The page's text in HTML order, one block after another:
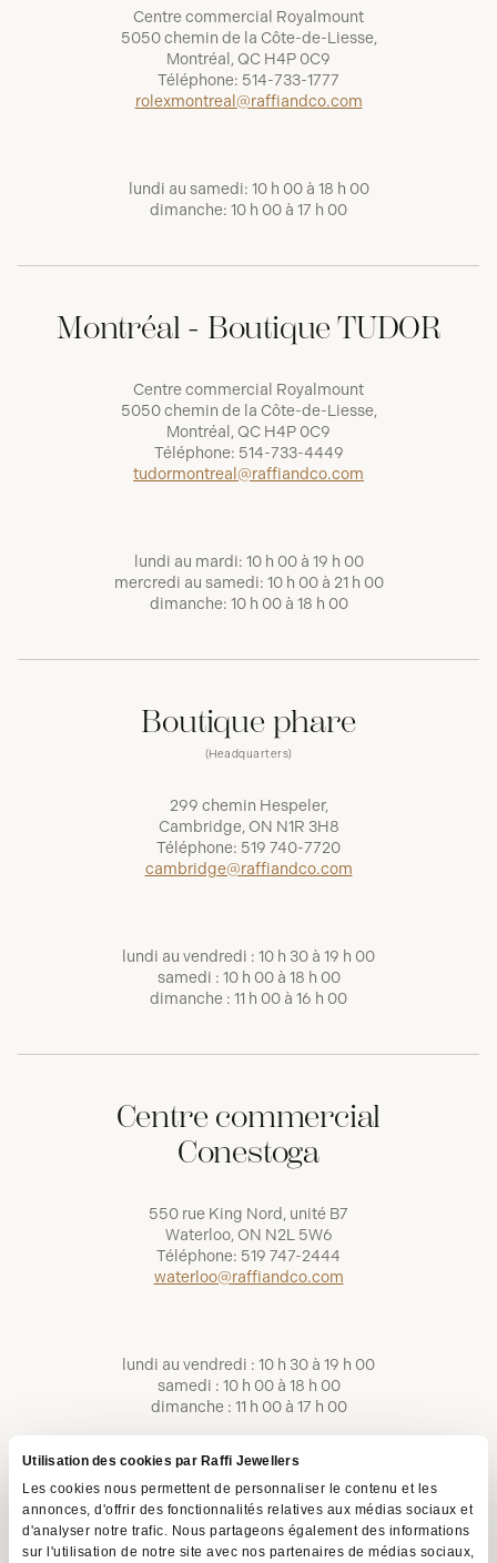
Utilisation des cookies par Raffi Jewellers
Les cookies nous permettent de personnaliser le contenu et les
annonces, d'offrir des fonctionnalités relatives aux médias sociaux et
d'analyser notre trafic. Nous partageons également des informations
sur l'utilisation de notre site avec nos partenaires de médias sociaux,
Centre commercial Royalmount
5050 chemin de la Côte-de-Liesse,
Montréal, QC H4P 0C9
Téléphone: 514-733-1777
rolexmontreal@raffiandco.com
lundi au samedi: 10 h 00 à 18 h 00
dimanche: 10 h 00 à 17 h 00
Montréal - Boutique TUDOR
Centre commercial Royalmount
5050 chemin de la Côte-de-Liesse,
Montréal, QC H4P 0C9
Téléphone: 514-733-4449
tudormontreal@raffiandco.com
lundi au mardi: 10 h 00 à 19 h 00
mercredi au samedi: 10 h 00 à 21 h 00
dimanche: 10 h 00 à 18 h 00
Boutique phare
(Headquarters)
299 chemin Hespeler,
Cambridge, ON N1R 3H8
Téléphone: 519 740-7720
cambridge@raffiandco.com
lundi au vendredi : 10 h 30 à 19 h 00
samedi : 10 h 00 à 18 h 00
dimanche : 11 h 00 à 16 h 00
Centre commercial
Conestoga
550 rue King Nord, unité B7
Waterloo, ON N2L 5W6
Téléphone: 519 747-2444
waterloo@raffiandco.com
lundi au vendredi : 10 h 30 à 19 h 00
samedi : 10 h 00 à 18 h 00
dimanche : 11 h 00 à 17 h 00